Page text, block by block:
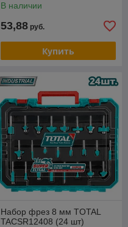
В наличии
53,88 руб.
Купить
Набор фрез 8 мм TOTAL
TACSR12408 (24 шт)